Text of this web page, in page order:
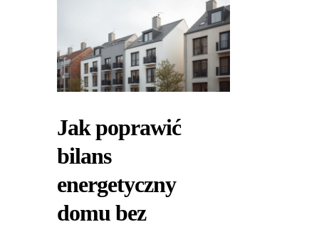
Jak poprawić
bilans
energetyczny
domu bez